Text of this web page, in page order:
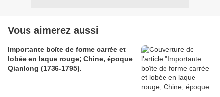
Vous aimerez aussi
Importante boîte de forme carrée et
lobée en laque rouge; Chine, époque
Qianlong (1736-1795).